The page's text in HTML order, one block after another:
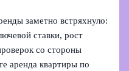
заметно встряхнуло:
ставки, рост
со стороны
аренда квартиры по